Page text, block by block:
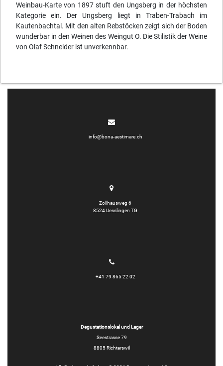
Weinbau-Karte von 1897 stuft den Ungsberg in der höchsten
Kategorie ein. Der Ungsberg liegt in Traben-Trabach im
Kautenbachtal. Mit den alten Rebstöcken zeigt sich der Boden
wunderbar in den Weinen des Weingut O. Die Stilistik der Weine
von Olaf Schneider ist unverkennbar.
info@bona-aestimare.ch
Zollhausweg 6
8524 Uesslingen TG
+41 79 865 22 02
Degustationslokal und Lager
Seestrasse 79
8805 Richterswil